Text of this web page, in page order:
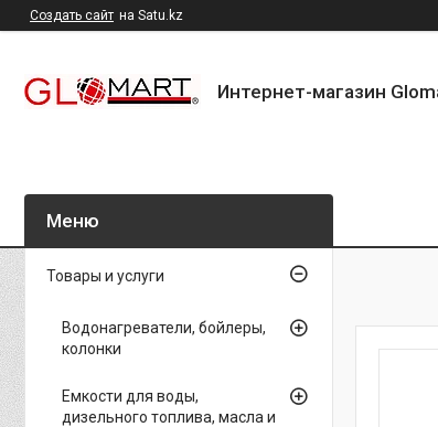
Создать сайт на Satu.kz
Интернет-магазин
Товары и услуги
Водонагреватели, бойлеры,
колонки
Емкости для воды,
дизельного топлива, масла и